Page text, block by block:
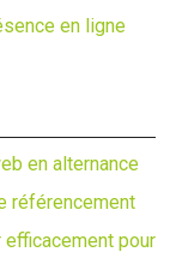
en ligne
en alternance
référencement
efficacement pour